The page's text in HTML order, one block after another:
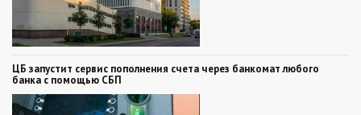
ЦБ запустит сервис пополнения счета через банкомат любого
банка с помощью СБП